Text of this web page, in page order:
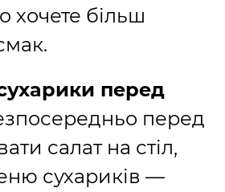
хочете більш
перед
перед
салат на стіл,
сухариків —